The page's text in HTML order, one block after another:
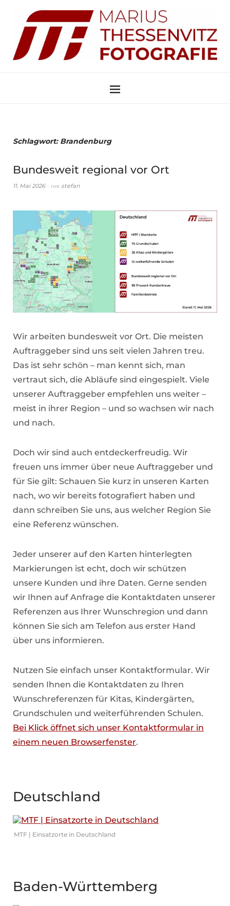
Schlagwort: Brandenburg
Bundesweit regional vor Ort
11. Mai 2026 von stefan
Wir arbeiten bundesweit vor Ort. Die meisten
Auftraggeber sind uns seit vielen Jahren treu.
Das ist sehr schön – man kennt sich, man
vertraut sich, die Abläufe sind eingespielt. Viele
unserer Auftraggeber empfehlen uns weiter –
meist in ihrer Region – und so wachsen wir nach
und nach.
Doch wir sind auch entdeckerfreudig. Wir
freuen uns immer über neue Auftraggeber und
für Sie gilt: Schauen Sie kurz in unseren Karten
nach, wo wir bereits fotografiert haben und
dann schreiben Sie uns, aus welcher Region Sie
eine Referenz wünschen.
Jeder unserer auf den Karten hinterlegten
Markierungen ist echt, doch wir schützen
unsere Kunden und ihre Daten. Gerne senden
wir Ihnen auf Anfrage die Kontaktdaten unserer
Referenzen aus Ihrer Wunschregion und dann
können Sie sich am Telefon aus erster Hand
über uns informieren.
Nutzen Sie einfach unser Kontaktformular. Wir
senden Ihnen die Kontaktdaten zu Ihren
Wunschreferenzen für Kitas, Kindergärten,
Grundschulen und weiterführenden Schulen.
Bei Klick öffnet sich unser Kontaktformular in
einem neuen Browserfenster.
Deutschland
MTF | Einsatzorte in Deutschland
Baden-Württemberg